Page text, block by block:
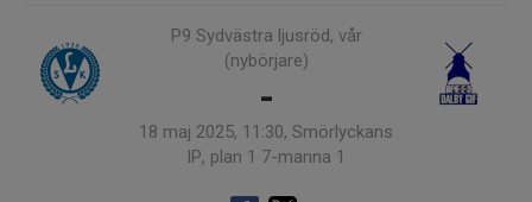
P9 Sydvästra ljusröd, vår
(nybörjare)
-
18 maj 2025, 11:30, Smörlyckans
IP, plan 1 7-manna 1